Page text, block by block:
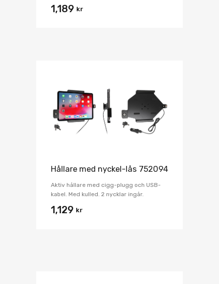
1,189 kr
Hållare med nyckel-lås 752094
Aktiv hållare med cigg-plugg och USB-
kabel. Med kulled. 2 nycklar ingår.
1,129 kr